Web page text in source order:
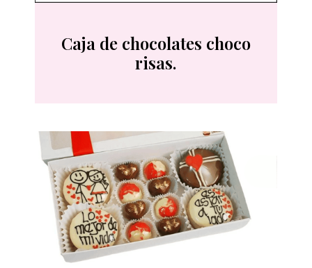
Caja de chocolates choco
risas.